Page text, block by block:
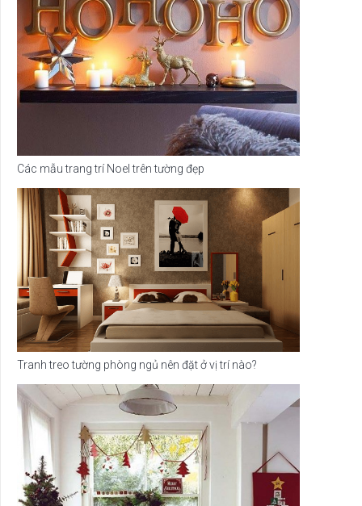
Các mẫu trang trí Noel trên tường đẹp
Tranh treo tường phòng ngủ nên đặt ở vị trí nào?